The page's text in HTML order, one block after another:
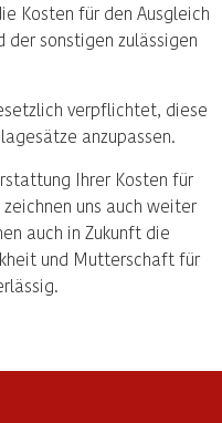
Kosten für den Ausgleich
der sonstigen zulässigen
verpflichtet, diese
anzupassen.
Ihrer Kosten für
uns auch weiter
auch in Zukunft die
und Mutterschaft für